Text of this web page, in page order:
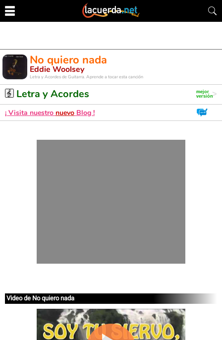
No quiero nada
Eddie Woolsey
Letra y Acordes de Guitarra. Aprende a tocar esta canción
Letra y Acordes
¡ Visita nuestro nuevo Blog !
Video de No quiero nada